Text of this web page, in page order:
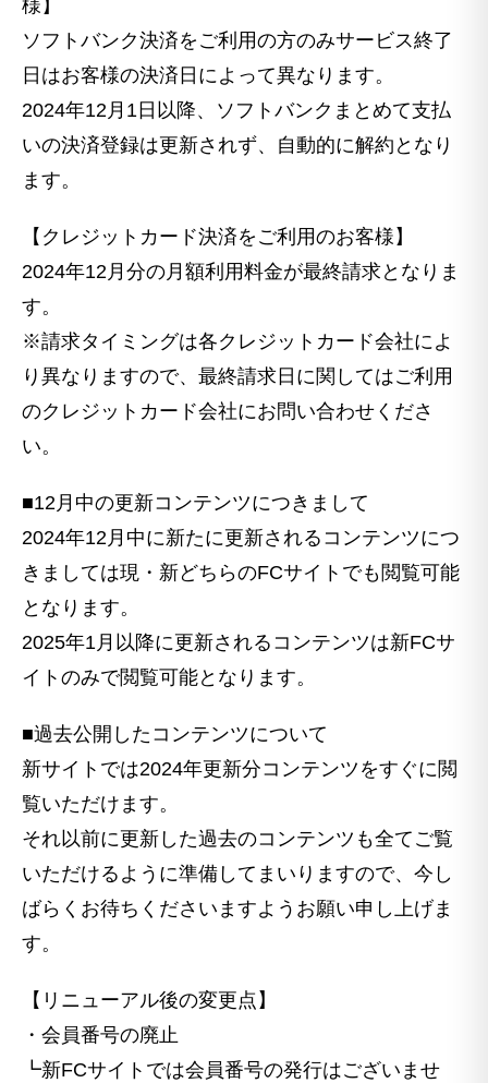
様】
ソフトバンク決済をご利用の方のみサービス終了
日はお客様の決済日によって異なります。
2024年12月1日以降、ソフトバンクまとめて支払
いの決済登録は更新されず、自動的に解約となり
ます。
【クレジットカード決済をご利用のお客様】
2024年12月分の月額利用料金が最終請求となりま
す。
※請求タイミングは各クレジットカード会社によ
り異なりますので、最終請求日に関してはご利用
のクレジットカード会社にお問い合わせくださ
い。
■12月中の更新コンテンツにつきまして
2024年12月中に新たに更新されるコンテンツにつ
きましては現・新どちらのFCサイトでも閲覧可能
となります。
2025年1月以降に更新されるコンテンツは新FCサ
イトのみで閲覧可能となります。
■過去公開したコンテンツについて
新サイトでは2024年更新分コンテンツをすぐに閲
覧いただけます。
それ以前に更新した過去のコンテンツも全てご覧
いただけるように準備してまいりますので、今し
ばらくお待ちくださいますようお願い申し上げま
す。
【リニューアル後の変更点】
・会員番号の廃止
┗新FCサイトでは会員番号の発行はございませ